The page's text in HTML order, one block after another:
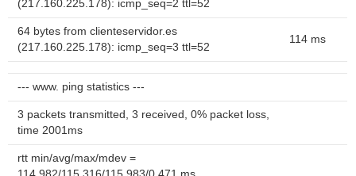
(217.160.225.178): icmp_seq=2 ttl=52
64 bytes from clienteservidor.es
(217.160.225.178): icmp_seq=3 ttl=52
114 ms
--- www. ping statistics ---
3 packets transmitted, 3 received, 0% packet loss,
time 2001ms
rtt min/avg/max/mdev =